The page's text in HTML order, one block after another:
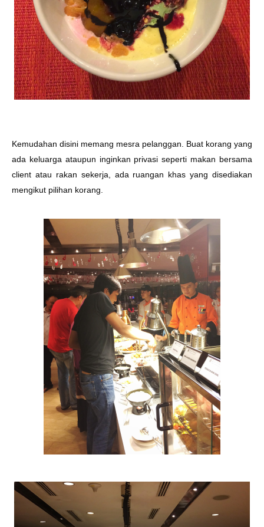
Kemudahan disini memang mesra pelanggan. Buat korang yang
ada keluarga ataupun inginkan privasi seperti makan bersama
client atau rakan sekerja, ada ruangan khas yang disediakan
mengikut pilihan korang.